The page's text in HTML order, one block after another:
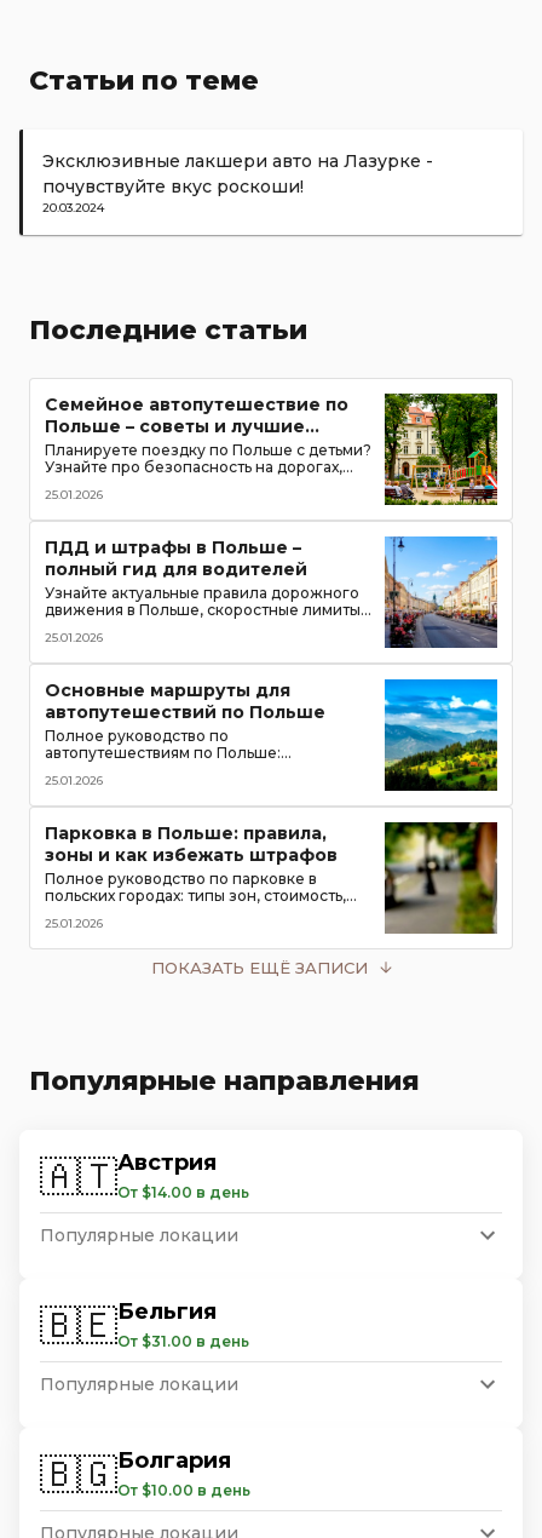
Статьи по теме
Эксклюзивные лакшери авто на Лазурке -
почувствуйте вкус роскоши!
20.03.2024
Последние статьи
Семейное автопутешествие по
Польше – советы и лучшие
маршруты с детьми
Планируете поездку по Польше с детьми?
Узнайте про безопасность на дорогах,
полезные приложения для путешествия
всей семьей
25.01.2026
ПДД и штрафы в Польше –
полный гид для водителей
Узнайте актуальные правила дорожного
движения в Польше, скоростные лимиты,
обязательное оборудование в
автомобиле и размеры штрафов для
25.01.2026
Основные маршруты для
автопутешествий по Польше
Полное руководство по
автопутешествиям по Польше:
достопримечательности, замки, горы и
озёра, советы для водителей
25.01.2026
Парковка в Польше: правила,
зоны и как избежать штрафов
Полное руководство по парковке в
польских городах: типы зон, стоимость,
советы, чтобы не получить штраф в 2026
году
25.01.2026
ПОКАЗАТЬ ЕЩЁ ЗАПИСИ
Популярные направления
🇦🇹Австрия
От $14.00 в день
Популярные локации
🇧🇪Бельгия
От $31.00 в день
Популярные локации
🇧🇬Болгария
От $10.00 в день
Популярные локации